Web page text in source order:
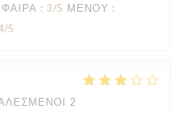
: 3/5 ΜΕΝΟΎ :
/5
2